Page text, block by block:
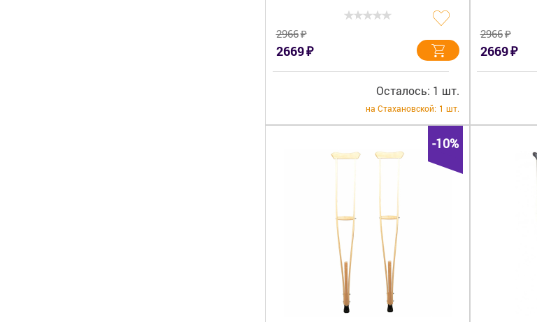
2966₽
2669₽
Осталось: 1 шт.
на Стахановской: 1 шт.
2966₽
2669₽
-10%